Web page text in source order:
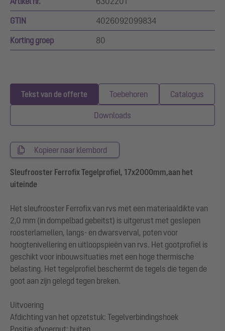
GTIN 4026092099834
Korting groep 80
Tekst van de offerte Toebehoren Catalogus
Downloads
Kopieer naar klembord
Sleufrooster Ferrofix Tegelprofiel, 17x2000mm,aan het
uiteinde
Het sleufrooster Ferrofix van rvs met een materiaaldikte van
2,0 mm (in dompelbad gebeitst) is uitgerust met geslepen
roosterlamellen, langs- en dwarsverval, poten voor
hoogtenivellering en uitloopspieën van rvs. Het gootprofiel is
geschikt voor inbouwsituaties met een hoge thermische
belasting. Het tegelprofiel beschermt de tegels die tegen de
goot aan zijn gelegd tegen breken.
Uitvoering
Afdichting van het opzetstuk: Tegelverbindingshoek
Positie afvoerput: buiten